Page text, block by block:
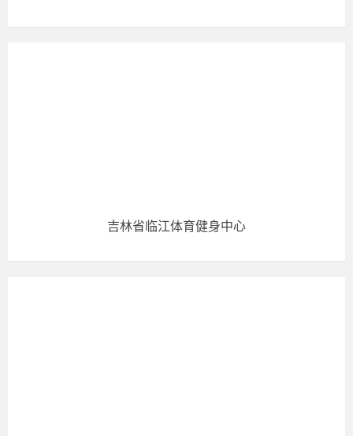
吉林省临江体育健身中心